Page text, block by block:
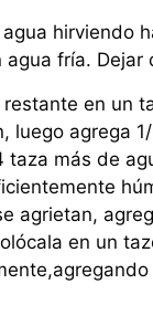
hirviendo
fría. Dejar
en un
luego agrega
más de
agrietan,
en un